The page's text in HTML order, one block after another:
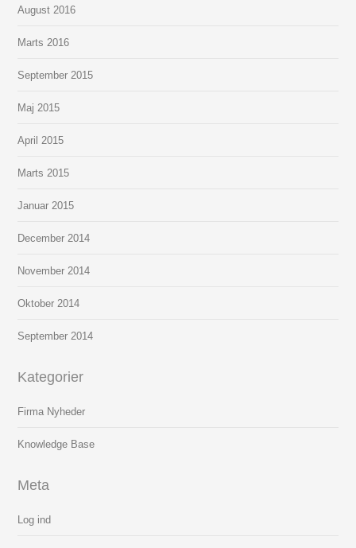
August 2016
Marts 2016
September 2015
Maj 2015
April 2015
Marts 2015
Januar 2015
December 2014
November 2014
Oktober 2014
September 2014
Kategorier
Firma Nyheder
Knowledge Base
Meta
Log ind